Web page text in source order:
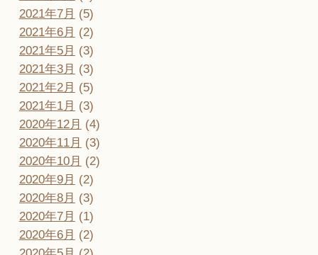
2021年7月 (5)
2021年6月 (2)
2021年5月 (3)
2021年3月 (3)
2021年2月 (5)
2021年1月 (3)
2020年12月 (4)
2020年11月 (3)
2020年10月 (2)
2020年9月 (2)
2020年8月 (3)
2020年7月 (1)
2020年6月 (2)